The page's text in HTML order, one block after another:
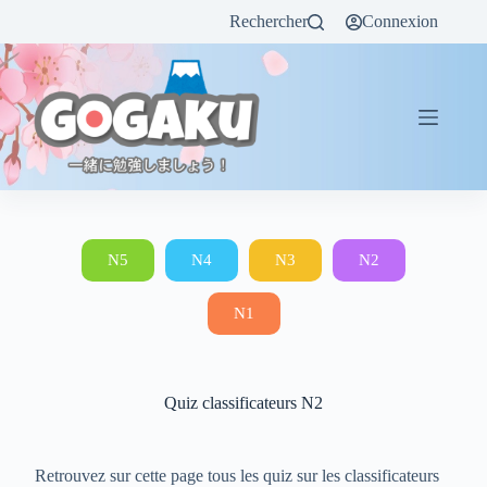
Rechercher Connexion
N5 N4 N3 N2
N1
Quiz classificateurs N2
Retrouvez sur cette page tous les quiz sur les classificateurs